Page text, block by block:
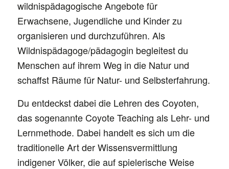
wildnispädagogische Angebote für
Erwachsene, Jugendliche und Kinder zu
organisieren und durchzuführen. Als
Wildnispädagoge/pädagogin begleitest du
Menschen auf ihrem Weg in die Natur und
schaffst Räume für Natur- und Selbsterfahrung.
Du entdeckst dabei die Lehren des Coyoten,
das sogenannte Coyote Teaching als Lehr- und
Lernmethode. Dabei handelt es sich um die
traditionelle Art der Wissensvermittlung
indigener Völker, die auf spielerische Weise